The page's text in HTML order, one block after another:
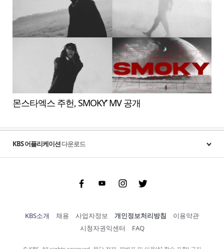
몬스타엑스 주헌, SMOKY’ MV 공개
KBS 어플리케이션다운로드
FacebookYoutubeInstgram Twitter
KBS소개 채용 사업자정보 개인정보처리방침
이용약관
시청자권익센터
FAQ